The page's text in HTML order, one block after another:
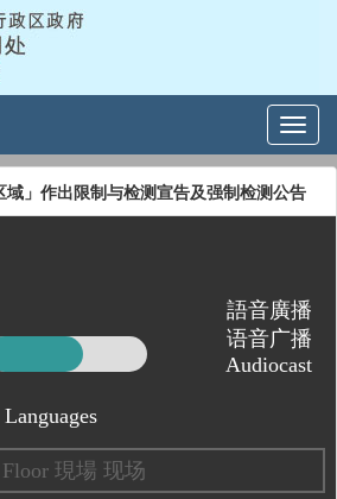
」作出限制与检测宣告及强制检测公告